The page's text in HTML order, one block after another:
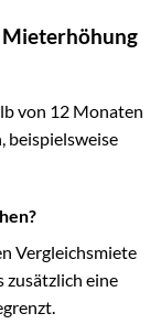
Mieterhöhung
von 12 Monaten
beispielsweise
Vergleichsmiete
zusätzlich eine